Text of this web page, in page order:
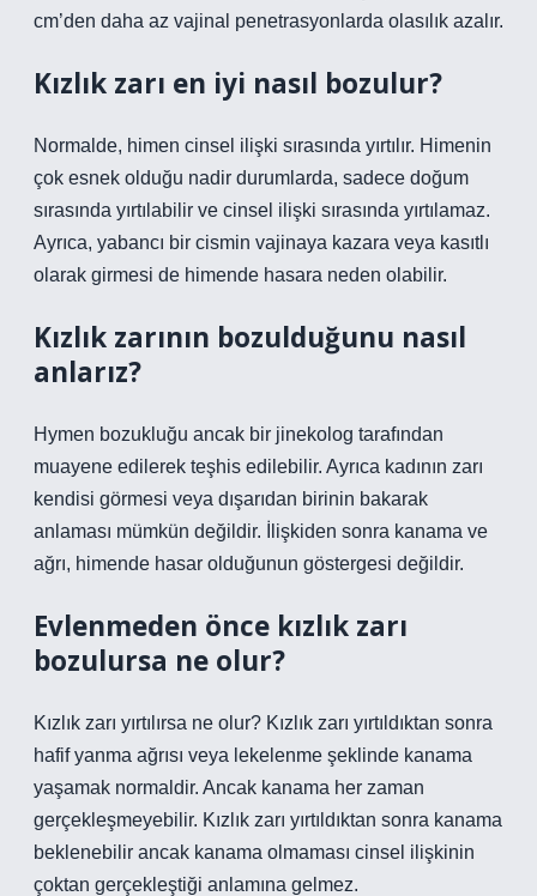
cm’den daha az vajinal penetrasyonlarda olasılık azalır.
Kızlık zarı en iyi nasıl bozulur?
Normalde, himen cinsel ilişki sırasında yırtılır. Himenin
çok esnek olduğu nadir durumlarda, sadece doğum
sırasında yırtılabilir ve cinsel ilişki sırasında yırtılamaz.
Ayrıca, yabancı bir cismin vajinaya kazara veya kasıtlı
olarak girmesi de himende hasara neden olabilir.
Kızlık zarının bozulduğunu nasıl
anlarız?
Hymen bozukluğu ancak bir jinekolog tarafından
muayene edilerek teşhis edilebilir. Ayrıca kadının zarı
kendisi görmesi veya dışarıdan birinin bakarak
anlaması mümkün değildir. İlişkiden sonra kanama ve
ağrı, himende hasar olduğunun göstergesi değildir.
Evlenmeden önce kızlık zarı
bozulursa ne olur?
Kızlık zarı yırtılırsa ne olur? Kızlık zarı yırtıldıktan sonra
hafif yanma ağrısı veya lekelenme şeklinde kanama
yaşamak normaldir. Ancak kanama her zaman
gerçekleşmeyebilir. Kızlık zarı yırtıldıktan sonra kanama
beklenebilir ancak kanama olmaması cinsel ilişkinin
çoktan gerçekleştiği anlamına gelmez.